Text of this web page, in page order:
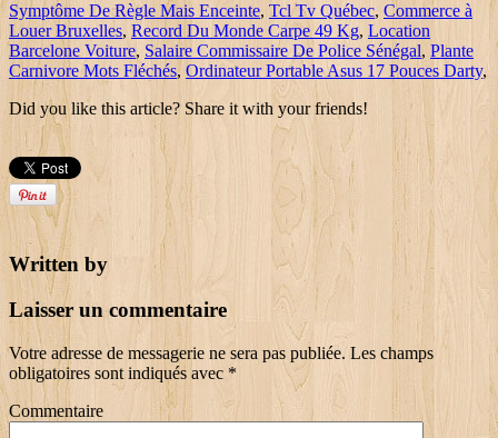
Symptôme De Règle Mais Enceinte, Tcl Tv Québec, Commerce à
Louer Bruxelles, Record Du Monde Carpe 49 Kg, Location
Barcelone Voiture, Salaire Commissaire De Police Sénégal, Plante
Carnivore Mots Fléchés, Ordinateur Portable Asus 17 Pouces Darty,
Did you like this article? Share it with your friends!
Written by
Laisser un commentaire
Votre adresse de messagerie ne sera pas publiée. Les champs
obligatoires sont indiqués avec *
Commentaire